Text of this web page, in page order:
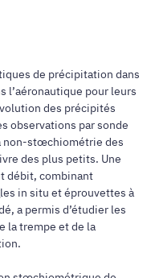
de précipitation dans
l’aéronautique pour leurs
des précipités
observations par sonde
non-stœchiométrie des
des plus petits. Une
débit, combinant
in situ et éprouvettes à
a permis d’étudier les
la trempe et de la